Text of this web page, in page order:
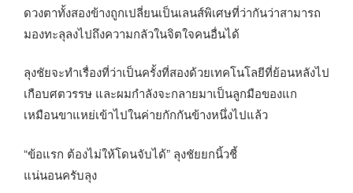
ดวงตาทั้งสองข้างถูกเปลี่ยนเป็นเลนส์พิเศษที่ว่ากันว่าสามารถ
มองทะลุลงไปถึงความกลัวในจิตใจคนอื่นได้
ลุงชัยจะทำเรื่องที่ว่าเป็นครั้งที่สองด้วยเทคโนโลยีที่ย้อนหลังไป
เกือบศตวรรษ และผมกำลังจะกลายมาเป็นลูกมือของแก
เหมือนขาแหย่เข้าไปในค่ายกักกันข้างหนึ่งไปแล้ว
“ข้อแรก ต้องไม่ให้โดนจับได้” ลุงชัยยกนิ้วชี้
แน่นอนครับลุง